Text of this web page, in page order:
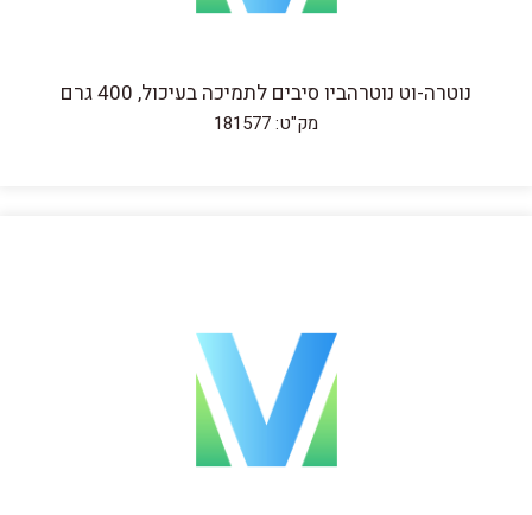
נוטרה-וט נוטרהביו סיבים לתמיכה בעיכול, 400 גרם
מק"ט: 181577